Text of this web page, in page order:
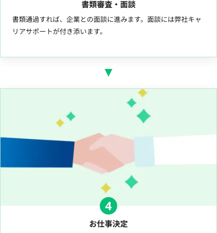
書類審査・面談
書類通過すれば、企業との面談に進みます。面談には弊社キャ
リアサポートが付き添います。
4
お仕事決定